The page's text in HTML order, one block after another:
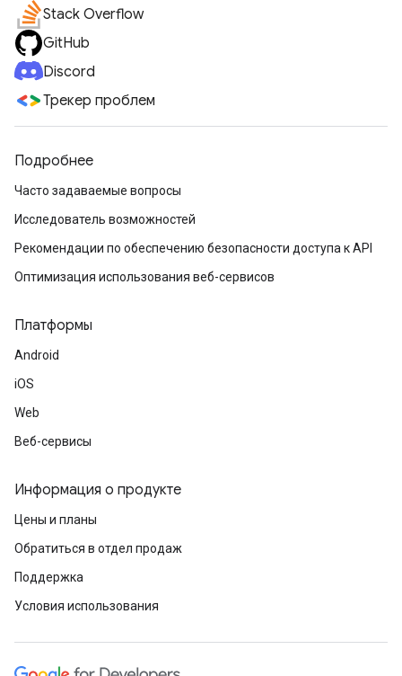
Stack Overflow
GitHub
Discord
Трекер проблем
Подробнее
Часто задаваемые вопросы
Исследователь возможностей
Рекомендации по обеспечению безопасности доступа к API
Оптимизация использования веб-сервисов
Платформы
Android
iOS
Web
Веб-сервисы
Информация о продукте
Цены и планы
Обратиться в отдел продаж
Поддержка
Условия использования